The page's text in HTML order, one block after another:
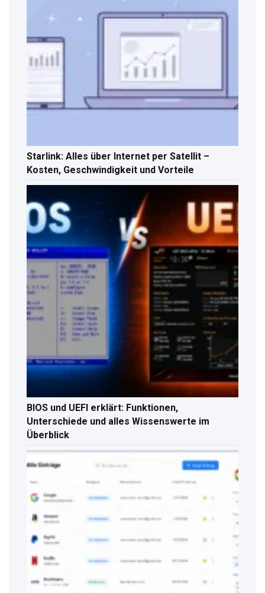
Starlink: Alles über Internet per Satellit –
Kosten, Geschwindigkeit und Vorteile
BIOS und UEFI erklärt: Funktionen,
Unterschiede und alles Wissenswerte im
Überblick